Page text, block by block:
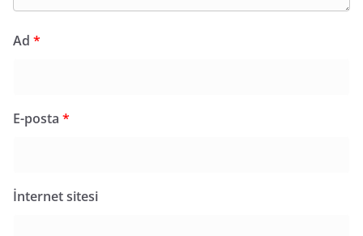
Ad *
E-posta *
İnternet sitesi